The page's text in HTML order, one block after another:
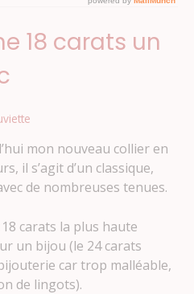
18 carats un
mon nouveau collier en
il s’agit d’un classique,
de nombreuses tenues.
carats la plus haute
un bijou (le 24 carats
car trop malléable,
de lingots).